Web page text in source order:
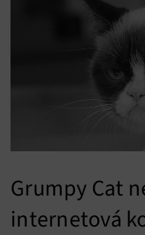
Grumpy Cat
internetová